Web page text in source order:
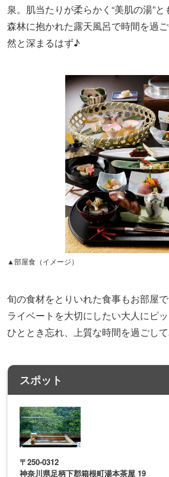
泉。肌当たりが柔らかく“美肌の湯”と
森林に抱かれた露天風呂で時間を過
然と深まるはず♪
▲部屋食（イメージ）
旬の食材をとりいれた食事もお部屋
ライベートを大切にしたい大人にピ
ひととき忘れ、上質な時間を過ごして
スポット
〒250-0312
神奈川県足柄下郡箱根町湯本茶屋 19